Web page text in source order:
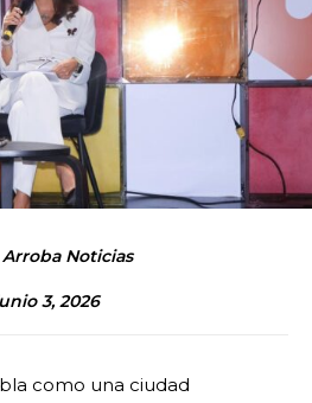
Arroba Noticias
3, 2026
como una ciudad